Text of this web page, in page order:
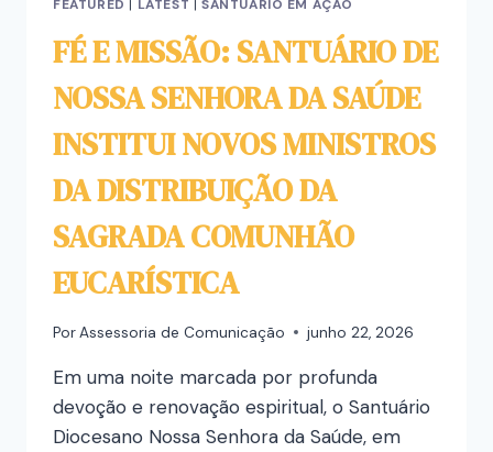
FEATURED | LATEST | SANTUÁRIO EM AÇÃO
FÉ E MISSÃO: SANTUÁRIO DE
NOSSA SENHORA DA SAÚDE
INSTITUI NOVOS MINISTROS
DA DISTRIBUIÇÃO DA
SAGRADA COMUNHÃO
EUCARÍSTICA
PorAssessoria de Comunicação junho 22, 2026
Em uma noite marcada por profunda
devoção e renovação espiritual, o Santuário
Diocesano Nossa Senhora da Saúde, em